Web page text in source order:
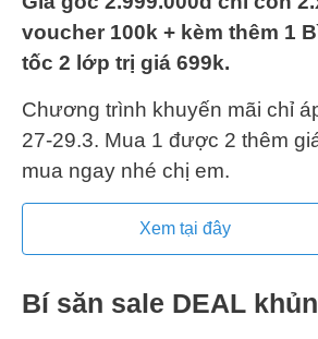
voucher 100k + kèm thêm 1
tốc 2 lớp trị giá 699k.
Chương trình khuyến mãi chỉ
27-29.3. Mua 1 được 2 thêm
mua ngay nhé chị em.
Xem tại đây
Bí săn sale DEAL